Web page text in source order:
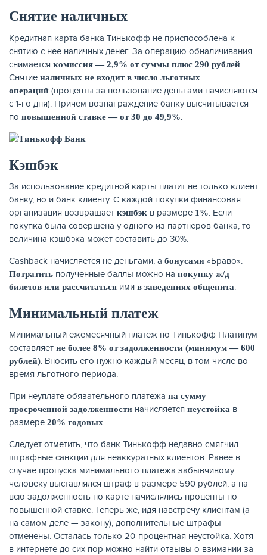
Снятие наличных
Кредитная карта банка Тинькофф не приспособлена к
снятию с нее наличных денег. За операцию обналичивания
снимается комиссия — 2,9% от суммы плюс 290 рублей
Снятие наличных не входит в число льготных
операций (проценты за пользование деньгами начисляются
с 1-го дня). Причем вознаграждение банку высчитывается
по повышенной ставке — от 30 до 49,9%.
Кэшбэк
За использование кредитной карты платит не только клиент
банку, но и банк клиенту. С каждой покупки финансовая
организация возвращает кэшбэк в размере 1%. Если
покупка была совершена у одного из партнеров банка, то
величина кэшбэка может составить до 30%.
Cashback начисляется не деньгами, а бонусами «Браво».
Потратить полученные баллы можно на покупку ж/д
билетов или рассчитаться ими в заведениях общепита.
Минимальный платеж
Минимальный ежемесячный платеж по Тинькофф Платинум
составляет не более 8% от задолженности (минимум — 600
рублей). Вносить его нужно каждый месяц, в том числе во
время льготного периода.
При неуплате обязательного платежа на сумму
просроченной задолженности начисляется неустойка в
размере 20% годовых.
Следует отметить, что банк Тинькофф недавно смягчил
штрафные санкции для неаккуратных клиентов. Ранее в
случае пропуска минимального платежа забывчивому
человеку выставлялся штраф в размере 590 рублей, а на
всю задолженность по карте начислялись проценты по
повышенной ставке. Теперь же, идя навстречу клиентам (а
на самом деле — закону), дополнительные штрафы
отменены. Осталась только 20-процентная неустойка. Хотя
в интернете до сих пор можно найти отзывы о взимании за